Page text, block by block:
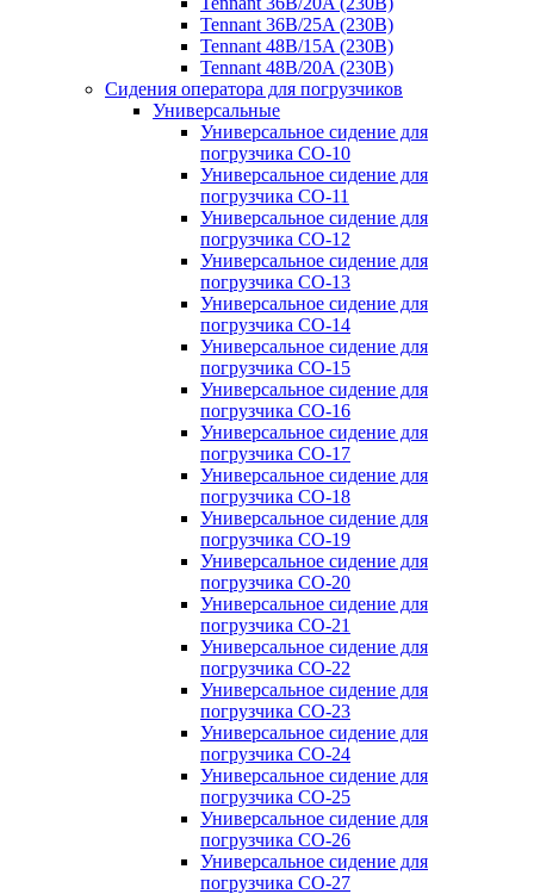
Tennant 36B/25A (230B)
Tennant 48B/15A (230B)
Tennant 48B/20A (230B)
Сидения оператора для погрузчиков
Универсальные
Универсальное сидение для
погрузчика CO-10
Универсальное сидение для
погрузчика CO-11
Универсальное сидение для
погрузчика CO-12
Универсальное сидение для
погрузчика CO-13
Универсальное сидение для
погрузчика CO-14
Универсальное сидение для
погрузчика CO-15
Универсальное сидение для
погрузчика CO-16
Универсальное сидение для
погрузчика CO-17
Универсальное сидение для
погрузчика CO-18
Универсальное сидение для
погрузчика CO-19
Универсальное сидение для
погрузчика CO-20
Универсальное сидение для
погрузчика CO-21
Универсальное сидение для
погрузчика CO-22
Универсальное сидение для
погрузчика CO-23
Универсальное сидение для
погрузчика CO-24
Универсальное сидение для
погрузчика CO-25
Универсальное сидение для
погрузчика CO-26
Универсальное сидение для
погрузчика CO-27